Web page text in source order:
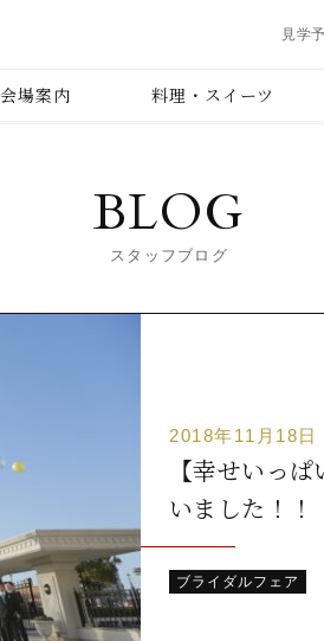
見学
会場案内 料理・スイーツ
BLOG
スタッフブログ
2018年11月18日
【幸せいっ
いました！！
ブライダルフェア